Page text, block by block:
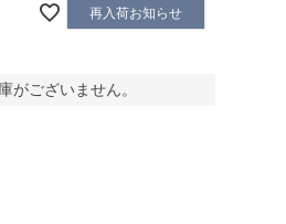
再入荷お知らせ
がございません。